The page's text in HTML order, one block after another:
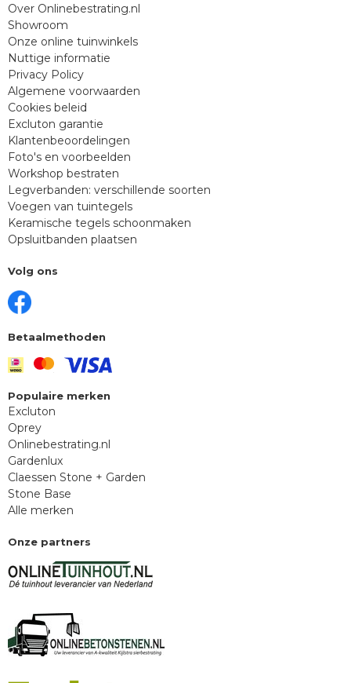
Over Onlinebestrating.nl
Showroom
Onze online tuinwinkels
Nuttige informatie
Privacy Policy
Algemene voorwaarden
Cookies beleid
Excluton garantie
Klantenbeoordelingen
Foto's en voorbeelden
Workshop bestraten
Legverbanden: verschillende soorten
Voegen van tuintegels
Keramische tegels schoonmaken
Opsluitbanden plaatsen
Volg ons
Betaalmethoden
Populaire merken
Excluton
Oprey
Onlinebestrating.nl
Gardenlux
Claessen Stone + Garden
Stone Base
Alle merken
Onze partners